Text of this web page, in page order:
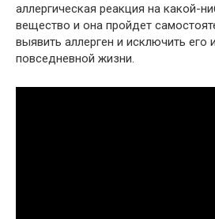
аллергическая реакция на какой-
вещество и она пройдет
выявить аллерген и исключить его
повседневной жизни.